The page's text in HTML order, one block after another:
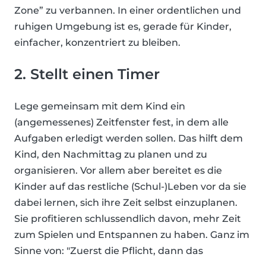
Zone” zu verbannen. In einer ordentlichen und
ruhigen Umgebung ist es, gerade für Kinder,
einfacher, konzentriert zu bleiben.
2. Stellt einen Timer
Lege gemeinsam mit dem Kind ein
(angemessenes) Zeitfenster fest, in dem alle
Aufgaben erledigt werden sollen. Das hilft dem
Kind, den Nachmittag zu planen und zu
organisieren. Vor allem aber bereitet es die
Kinder auf das restliche (Schul-)Leben vor da sie
dabei lernen, sich ihre Zeit selbst einzuplanen.
Sie profitieren schlussendlich davon, mehr Zeit
zum Spielen und Entspannen zu haben. Ganz im
Sinne von: "Zuerst die Pflicht, dann das